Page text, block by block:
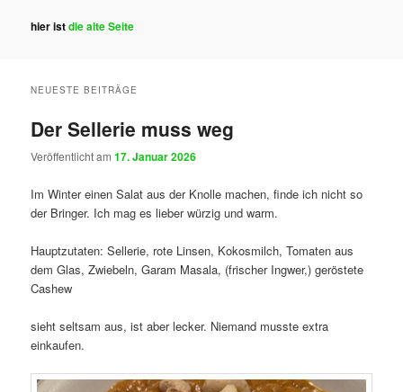
hier istdie alte Seite
NEUESTE BEITRÄGE
Der Sellerie muss weg
Veröffentlicht am17. Januar 2026
Im Winter einen Salat aus der Knolle machen, finde ich nicht so
der Bringer. Ich mag es lieber würzig und warm.
Hauptzutaten: Sellerie, rote Linsen, Kokosmilch, Tomaten aus
dem Glas, Zwiebeln, Garam Masala, (frischer Ingwer,) geröstete
Cashew
sieht seltsam aus, ist aber lecker. Niemand musste extra
einkaufen.